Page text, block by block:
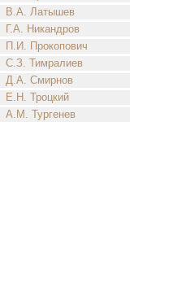
В.А. Латышев
Г.А. Никандров
П.И. Прокопович
С.З. Тимралиев
Д.А. Смирнов
Е.Н. Троцкий
А.М. Тургенев